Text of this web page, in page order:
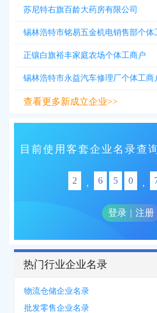
苏尼特右旗百龄大药房有限公司
锡林浩特市铭易五金机电销售部个体
正镶白旗裕丰家庭农场个体工商户
锡林浩特市永益汽车修理厂个体工商
查看更多新成立企业>>
目前使用客套企业名录查
2 , 6 5 0 ,
登录 | 注册
热门行业企业名录
物流仓储企业名录
批发零售企业名录